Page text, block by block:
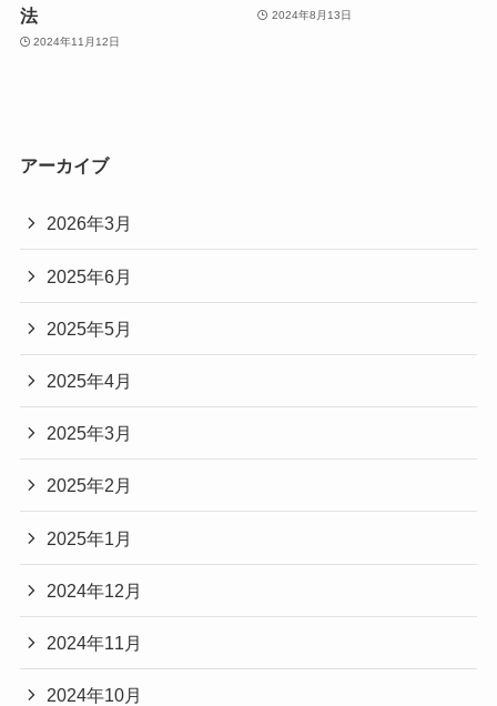
法
2024年11月12日
2024年8月13日
アーカイブ
2026年3月
2025年6月
2025年5月
2025年4月
2025年3月
2025年2月
2025年1月
2024年12月
2024年11月
2024年10月